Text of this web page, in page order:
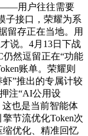
——用户往往需要
子接口，荣耀为系
留存正在当地。用
说。4月13日下战
然逗留正在“功能
账单。荣耀则
”推出的专属计较
注“AI公用设
也是当前智能体
节流优化Token次
缩优化、精准回忆